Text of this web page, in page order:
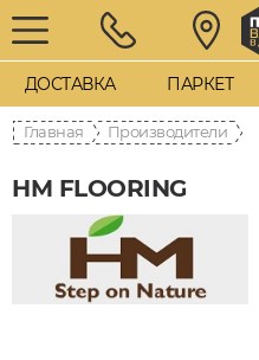
ДОСТАВКА ПАРКЕТ
Главная Производители
HM FLOORING